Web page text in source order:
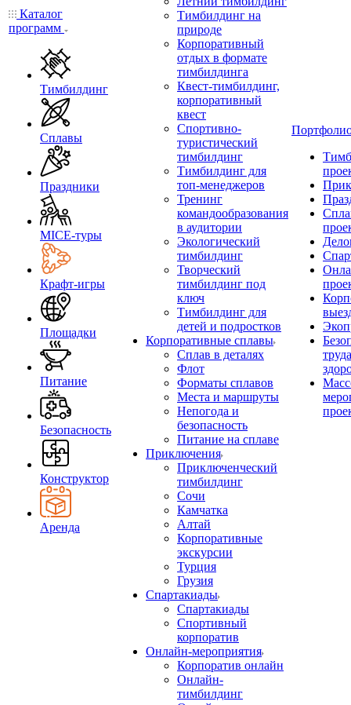
Каталог
программ
Тимбилдинг
Сплавы
Праздники
MICE‑туры
Крафт-игры
Площадки
Питание
Безопасность
Конструктор
Аренда
Тимбилдинг на
природе
Корпоративный
отдых в формате
тимбилдинга
Квест-тимбилдинг,
корпоративный
квест
Спортивно-
туристический
тимбилдинг
Тимбилдинг для
топ-менеджеров
Тренинг
командообразования
в аудитории
Экологический
тимбилдинг
Творческий
тимбилдинг под
ключ
Тимбилдинг для
детей и подростков
Корпоративные сплавы
Сплав в деталях
Флот
Форматы сплавов
Места и маршруты
Непогода и
безопасность
Питание на сплаве
Приключения
Приключенческий
тимбилдинг
Сочи
Камчатка
Алтай
Корпоративные
экскурсии
Турция
Грузия
Спартакиады
Спартакиады
Спортивный
корпоратив
Онлайн-мероприятия
Корпоратив онлайн
Онлайн-
тимбилдинг